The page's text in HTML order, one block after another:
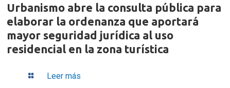
Urbanismo abre la consulta pública para
elaborar la ordenanza que aportará
mayor seguridad jurídica al uso
residencial en la zona turística
Leer más